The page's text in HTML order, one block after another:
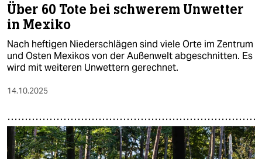
Über 60 Tote bei schwerem Unwetter
in Mexiko
Nach heftigen Niederschlägen sind viele Orte im Zentrum
und Osten Mexikos von der Außenwelt abgeschnitten. Es
wird mit weiteren Unwettern gerechnet.
14.10.2025